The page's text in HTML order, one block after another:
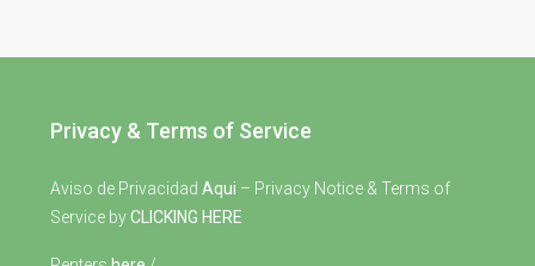
Privacy & Terms of Service
Aviso de Privacidad Aqui – Privacy Notice & Terms of
Service byCLICKING HERE